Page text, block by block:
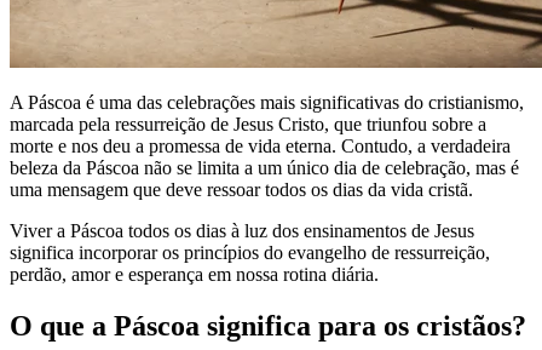
A Páscoa é uma das celebrações mais significativas do cristianismo,
marcada pela ressurreição de Jesus Cristo, que triunfou sobre a
morte e nos deu a promessa de vida eterna. Contudo, a verdadeira
beleza da Páscoa não se limita a um único dia de celebração, mas é
uma mensagem que deve ressoar todos os dias da vida cristã.
Viver a Páscoa todos os dias à luz dos ensinamentos de Jesus
significa incorporar os princípios do evangelho de ressurreição,
perdão, amor e esperança em nossa rotina diária.
O que a Páscoa significa para os cristãos?